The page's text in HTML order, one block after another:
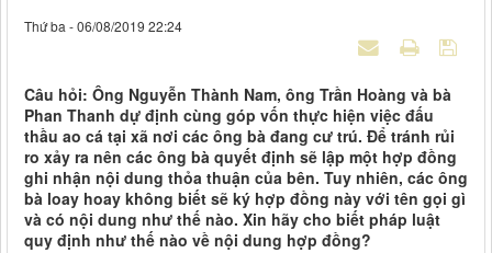
Thứ ba - 06/08/2019 22:24
Câu hỏi: Ông Nguyễn Thành Nam, ông Trần Hoàng và bà
Phan Thanh dự định cùng góp vốn thực hiện việc đấu
thầu ao cá tại xã nơi các ông bà đang cư trú. Để tránh rủi
ro xảy ra nên các ông bà quyết định sẽ lập một hợp đồng
ghi nhận nội dung thỏa thuận của bên. Tuy nhiên, các ông
bà loay hoay không biết sẽ ký hợp đồng này với tên gọi gì
và có nội dung như thế nào. Xin hãy cho biết pháp luật
quy định như thế nào về nội dung hợp đồng?